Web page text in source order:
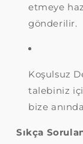
etmeye
gönderilir.
Koşulsuz
talebiniz
bize
Sıkça